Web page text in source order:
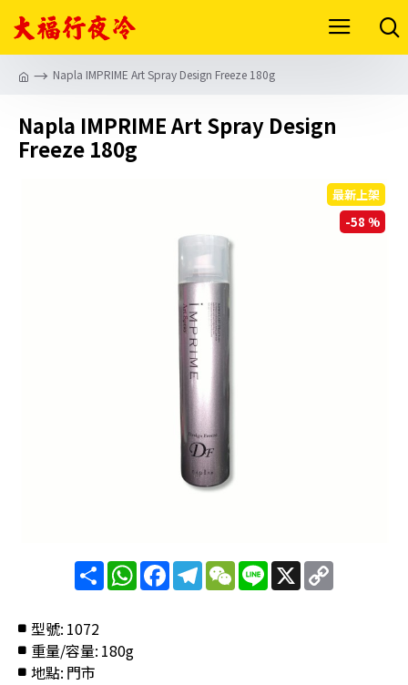
Napla IMPRIME Art Spray Design Freeze 180g
Napla IMPRIME Art Spray Design
Freeze 180g
最新上架
-58 %
分
享
WhatsAppFacebookTelegram
WeChat
Line X Copy
Link
型號: 1072
重量/容量: 180g
地點: 門市